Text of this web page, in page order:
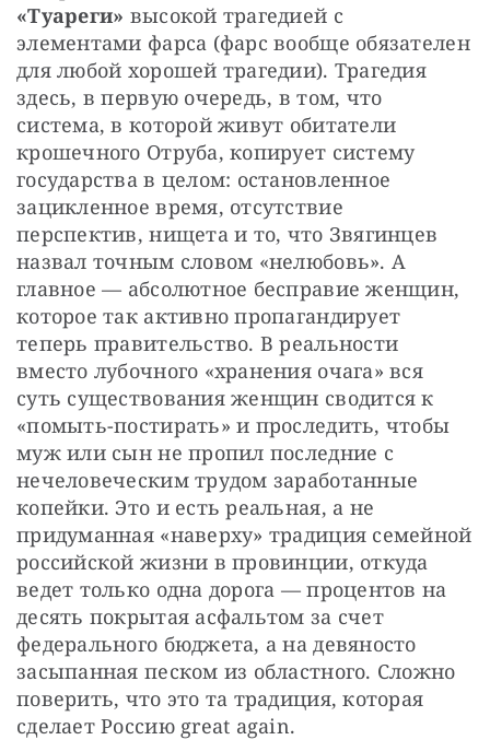
«Туареги» высокой трагедией с
элементами фарса (фарс вообще обязателен
для любой хорошей трагедии). Трагедия
здесь, в первую очередь, в том, что
система, в которой живут обитатели
крошечного Отруба, копирует систему
государства в целом: остановленное
зацикленное время, отсутствие
перспектив, нищета и то, что Звягинцев
назвал точным словом «нелюбовь». А
главное — абсолютное бесправие женщин,
которое так активно пропагандирует
теперь правительство. В реальности
вместо лубочного «хранения очага» вся
суть существования женщин сводится к
«помыть-постирать» и проследить, чтобы
муж или сын не пропил последние с
нечеловеческим трудом заработанные
копейки. Это и есть реальная, а не
придуманная «наверху» традиция семейной
российской жизни в провинции, откуда
ведет только одна дорога — процентов на
десять покрытая асфальтом за счет
федерального бюджета, а на девяносто
засыпанная песком из областного. Сложно
поверить, что это та традиция, которая
сделает Россию great again.